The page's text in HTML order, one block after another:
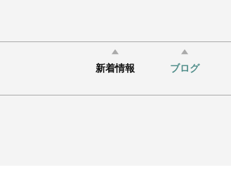
新着情報 ブログ